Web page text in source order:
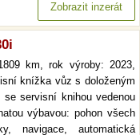
Zobrazit inzerát
km, rok výroby: 2023,
knížka vůz s doloženým
servisní knihou vedenou
výbavou: pohon všech
navigace, automatická